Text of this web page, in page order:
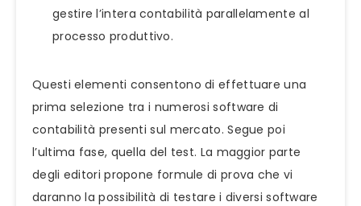
gestire l’intera contabilità parallelamente al
processo produttivo.
Questi elementi consentono di effettuare una
prima selezione tra i numerosi software di
contabilità presenti sul mercato. Segue poi
l’ultima fase, quella del test. La maggior parte
degli editori propone formule di prova che vi
daranno la possibilità di testare i diversi software